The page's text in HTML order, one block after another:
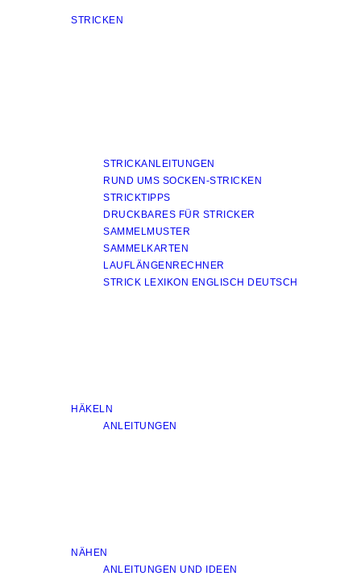
STRICKEN
STRICKANLEITUNGEN
RUND UMS SOCKEN-STRICKEN
STRICKTIPPS
DRUCKBARES FÜR STRICKER
SAMMELMUSTER
SAMMELKARTEN
LAUFLÄNGENRECHNER
STRICK LEXIKON ENGLISCH DEUTSCH
HÄKELN
ANLEITUNGEN
NÄHEN
ANLEITUNGEN UND IDEEN